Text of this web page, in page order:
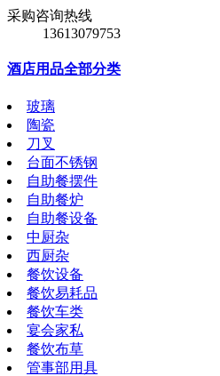
采购咨询热线
13613079753
酒店用品全部分类
玻璃
陶瓷
刀叉
台面不锈钢
自助餐摆件
自助餐炉
自助餐设备
中厨杂
西厨杂
餐饮设备
餐饮易耗品
餐饮车类
宴会家私
餐饮布草
管事部用具